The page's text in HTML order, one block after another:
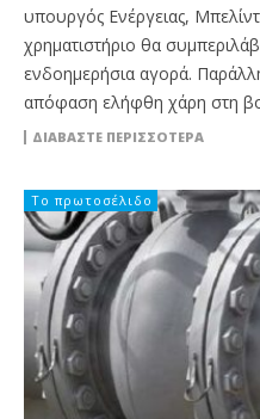
υπουργός Ενέργειας,
χρηματιστήριο θα
ενδοημερήσια αγορά.
απόφαση ελήφθη χάρη στη
ΔΙΑΒΆΣΤΕ ΠΕΡΙΣΣΌΤΕΡΑ
Το πρωτοσέλιδο